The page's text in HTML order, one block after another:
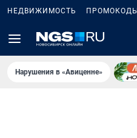
НЕДВИЖИМОСТЬ ПРОМОКОДЫ
Нарушения в «Авиценне»